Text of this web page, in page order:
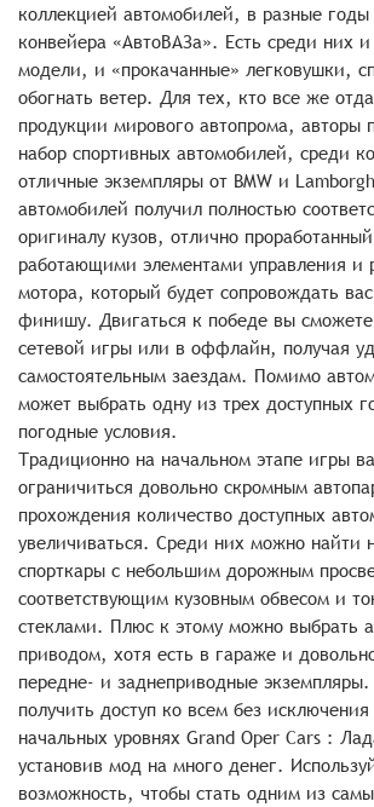
коллекцией автомобилей, в разные
конвейера «АвтоВАЗа». Есть среди них и
модели, и «прокачанные» легковушки,
обогнать ветер. Для тех, кто все же
продукции мирового автопрома, авторы
набор спортивных автомобилей, среди
отличные экземпляры от BMW и
автомобилей получил полностью
оригиналу кузов, отлично
работающими элементами управления и
мотора, который будет сопровождать
финишу. Двигаться к победе вы
сетевой игры или в оффлайн, получая
самостоятельным заездам. Помимо
может выбрать одну из трех доступных
погодные условия.
Традиционно на начальном этапе игры
ограничиться довольно скромным
прохождения количество доступных
увеличиваться. Среди них можно найти
спорткары с небольшим дорожным
соответствующим кузовным обвесом и
стеклами. Плюс к этому можно выбрать
приводом, хотя есть в гараже и
передне- и заднеприводные
получить доступ ко всем без
начальных уровнях Grand Oper Cars :
установив мод на много денег.
возможность, чтобы стать одним из